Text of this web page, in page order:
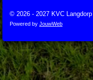
© 2026 - 2027 KVC Langdorp
Powered by JouwWeb